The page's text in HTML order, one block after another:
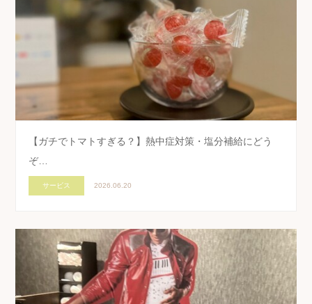
【ガチでトマトすぎる？】熱中症対策・塩分補給にどう
ぞ…
サービス 2026.06.20